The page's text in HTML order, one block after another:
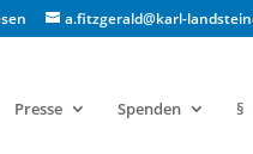
a.fitzgerald@karl-
Presse Spenden §